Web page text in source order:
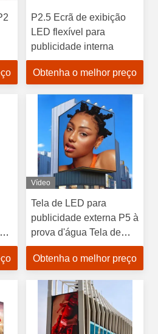
P2.5 Ecrã de exibição
LED flexível para
publicidade interna
Obtenha o melhor preço
Vídeo
Tela de LED para
publicidade externa P5 à
prova d'água Tela de
LED Sinalização
Outdoor Outdoor
Obtenha o melhor preço